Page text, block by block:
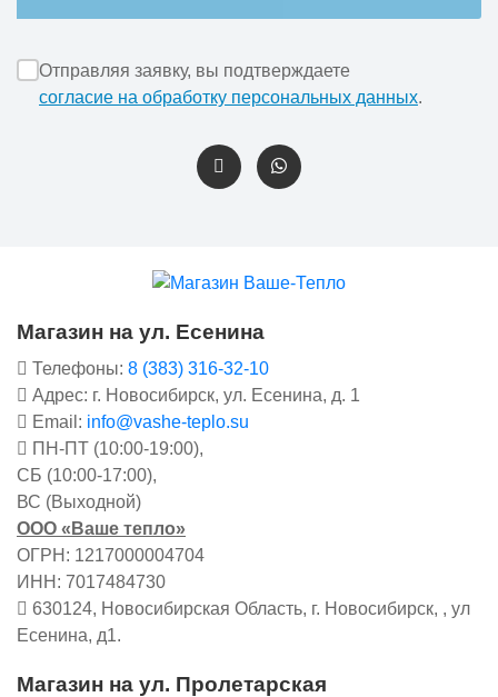
Отправляя заявку, вы подтверждаете
согласие на обработку персональных данных.
Магазин на ул. Есенина
Телефоны: 8 (383) 316-32-10
Адрес: г. Новосибирск, ул. Есенина, д. 1
Email: info@vashe-teplo.su
ПН-ПТ (10:00-19:00),
СБ (10:00-17:00),
ВС (Выходной)
ООО «Ваше тепло»
ОГРН: 1217000004704
ИНН: 7017484730
630124, Новосибирская Область, г. Новосибирск, , ул
Есенина, д1.
Магазин на ул. Пролетарская